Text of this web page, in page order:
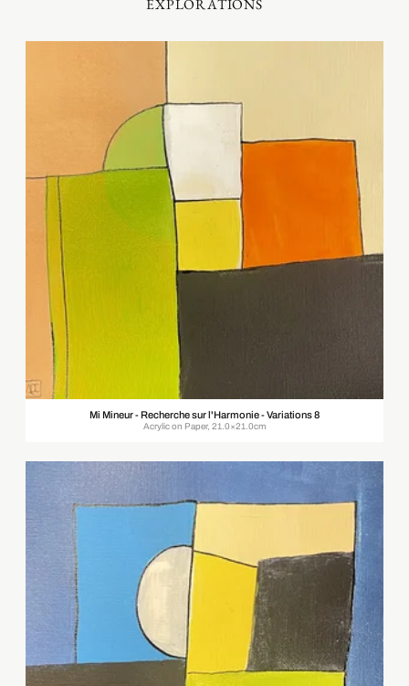
Mi Mineur - Recherche sur l'Harmonie - Variations 8
Acrylic on Paper, 21.0×21.0cm